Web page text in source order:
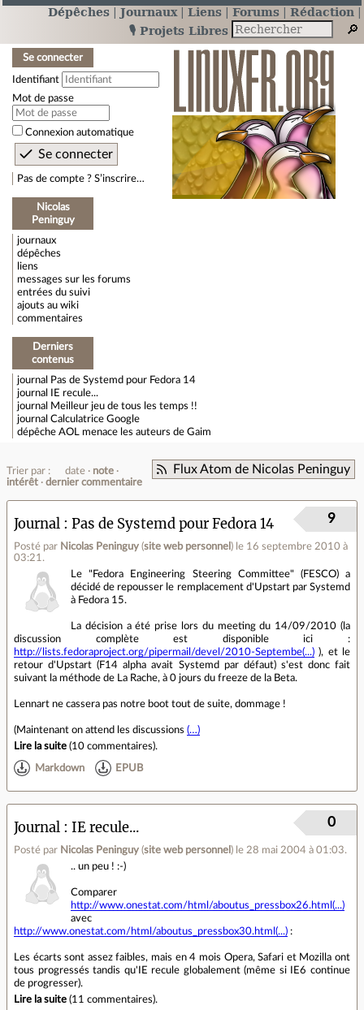
Dépêches Journaux Liens Forums
Rédaction
🎙️ Projets Libres
Se connecter
Identifiant
Mot de passe
Connexion automatique
Pas de compte ? S’inscrire…
Nicolas
Peninguy
journaux
dépêches
liens
messages sur les forums
entrées du suivi
ajouts au wiki
commentaires
Derniers
contenus
journal
Pas de Systemd pour Fedora 14
journal
IE recule...
journal
Meilleur jeu de tous les temps !!
journal Calculatrice Google
dépêche AOL menace les auteurs de Gaim
Flux Atom de Nicolas Peninguy
Trier par : date
note
intérêt
dernier commentaire
Journal Pas de Systemd pour Fedora 14
Posté par Nicolas Peninguy (site web personnel ) le 16 septembre 2010 à
03:21 .
9
Le "Fedora Engineering Steering Committee" (FESCO) a
décidé de repousser le remplacement d'Upstart par Systemd
à Fedora 15.
La décision a été prise lors du meeting du 14/09/2010 (la
discussion complète est disponible ici :
http://lists.fedoraproject.org/pipermail/devel/2010-Septembe(...) ), et le
retour d'Upstart (F14 alpha avait Systemd par défaut) s'est donc fait
suivant la méthode de La Rache, à 0 jours du freeze de la Beta.
Lennart ne cassera pas notre boot tout de suite, dommage !
(Maintenant on attend les discussions (…)
Lire la suite (10 commentaires).
Markdown EPUB
Journal IE recule...
Posté par Nicolas Peninguy (site web personnel ) le 28 mai 2004 à 01:03.
0
.. un peu ! :-)
Comparer
http://www.onestat.com/html/aboutus_pressbox26.html(...)
avec
http://www.onestat.com/html/aboutus_pressbox30.html(...) :
Les écarts sont assez faibles, mais en 4 mois Opera, Safari et Mozilla ont
tous progressés tandis qu'IE recule globalement (même si IE6 continue
de progresser).
Lire la suite (11 commentaires).